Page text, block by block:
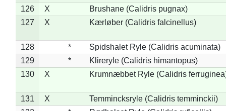
126
X
Brushane (Calidris pugnax)
127
X Kærløber (Calidris falcinellus)
128 *
Spidshalet Ryle (Calidris acuminata)
129
*
Klireryle (Calidris himantopus)
130
X Krumnæbbet Ryle (Calidris
131 X
Temmincksryle (Calidris temminckii)